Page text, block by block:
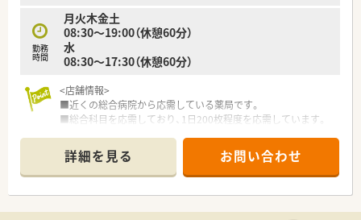
勤務
時間
月火木金土
08:30～19:00（休憩60分）
水
08:30～17:30（休憩60分）
<店舗情報>
■近くの総合病院から応需している薬局です。
■総合科目を応需しており、1日200枚程度を応需しています。
■閑静な住宅にある看板に虹のマークがある薬局です。
■店内は緑の長いすが置かれ、待合室や調剤室も広く業務しやす
い環境です。
■投薬時は座って対応ができゆっくりお話ができる体制がとら
詳細を見る お問い合わせ